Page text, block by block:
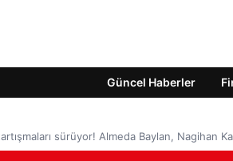
Güncel Haberler
sürüyor! Almeda Baylan, Nagihan